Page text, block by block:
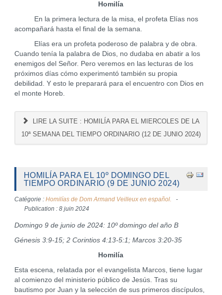
Homilía
En la primera lectura de la misa, el profeta Elías nos
acompañará hasta el final de la semana.
Elías era un profeta poderoso de palabra y de obra.
Cuando tenía la palabra de Dios, no dudaba en abatir a los
enemigos del Señor. Pero veremos en las lecturas de los
próximos días cómo experimentó también su propia
debilidad. Y esto le preparará para el encuentro con Dios en
el monte Horeb.
LIRE LA SUITE : HOMILÍA PARA EL MIERCOLES DE LA
10ª SEMANA DEL TIEMPO ORDINARIO (12 DE JUNIO 2024)
HOMILÍA PARA EL 10º DOMINGO DEL
TIEMPO ORDINARIO (9 DE JUNIO 2024)
Catégorie : Homilías de Dom Armand Veilleux en español.
Publication : 8 juin 2024
Domingo 9 de junio de 2024: 10º domingo del año B
Génesis 3:9-15; 2 Corintios 4:13-5:1; Marcos 3:20-35
Homilía
Esta escena, relatada por el evangelista Marcos, tiene lugar
al comienzo del ministerio público de Jesús. Tras su
bautismo por Juan y la selección de sus primeros discípulos,